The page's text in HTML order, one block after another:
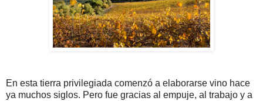
En esta tierra privilegiada comenzó a elaborarse vino hace
ya muchos siglos. Pero fue gracias al empuje, al trabajo y a